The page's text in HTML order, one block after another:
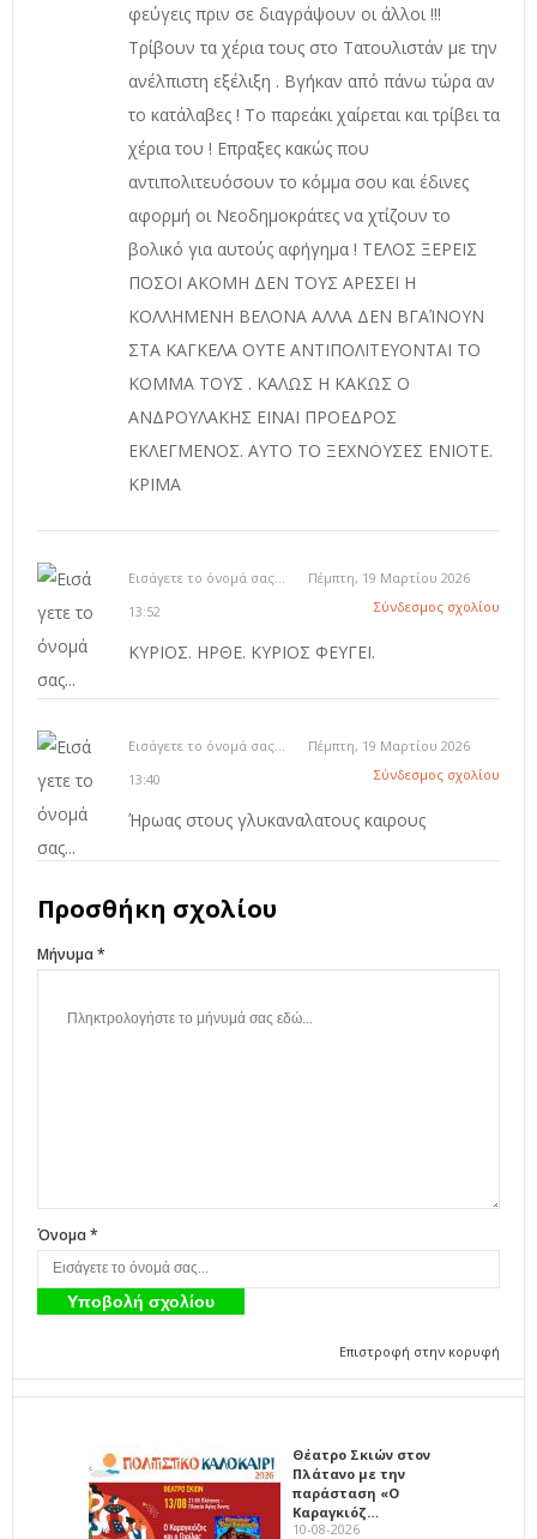
φεύγεις πριν σε διαγράψουν οι άλλοι !!!
Τρίβουν τα χέρια τους στο Τατουλιστάν με την
ανέλπιστη εξέλιξη . Βγήκαν από πάνω τώρα αν
το κατάλαβες ! Το παρεάκι χαίρεται και τρίβει τα
χέρια του ! Επραξες κακώς που
αντιπολιτευόσουν το κόμμα σου και έδινες
αφορμή οι Νεοδημοκράτες να χτίζουν το
βολικό για αυτούς αφήγημα ! ΤΕΛΟΣ ΞΕΡΕΙΣ
ΠΟΣΟΙ ΑΚΟΜΗ ΔΕΝ ΤΟΥΣ ΑΡΕΣΕΙ Η
ΚΟΛΛΗΜΕΝΗ ΒΕΛΟΝΑ ΑΛΛΑ ΔΕΝ ΒΓΑΊΝΟΥΝ
ΣΤΑ ΚΑΓΚΕΛΑ ΟΥΤΕ ΑΝΤΙΠΟΛΙΤΕΥΟΝΤΑΙ ΤΟ
ΚΟΜΜΑ ΤΟΥΣ . ΚΑΛΩΣ Η ΚΑΚΩΣ Ο
ΑΝΔΡΟΥΛΑΚΗΣ ΕΙΝΑΙ ΠΡΟΕΔΡΟΣ
ΕΚΛΕΓΜΕΝΟΣ. ΑΥΤΟ ΤΟ ΞΕΧΝΟΥΣΕΣ ΕΝΙΟΤΕ.
ΚΡΙΜΑ
Εισάγετε το όνομά σας...
Πέμπτη, 19 Μαρτίου 2026
13:52
Σύνδεσμος σχολίου
ΚΥΡΙΟΣ. ΗΡΘΕ. ΚΥΡΙΟΣ ΦΕΥΓΕΙ.
Εισάγετε το όνομά σας...
Πέμπτη, 19 Μαρτίου 2026
13:40
Σύνδεσμος σχολίου
Ήρωας στους γλυκαναλατους καιρους
Προσθήκη σχολίου
Μήνυμα *
Όνομα *
Επιστροφή στην κορυφή
Θέατρο Σκιών στον
Πλάτανο με την
παράσταση «Ο
Καραγκιόζ…
10-08-2026